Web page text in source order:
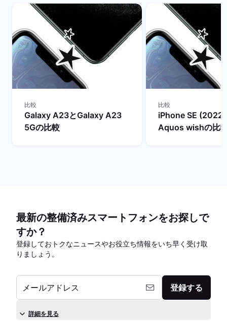
比較
Galaxy A23とGalaxy A23
5Gの比較
比較
iPhone SE
Aquos wishの比
最新の整備済みスマートフォンをお探しで
すか？
登録しておトクなニュースやお役立ち情報をいち早く受け取
りましょう。
メールアドレス 登録する
詳細を見る